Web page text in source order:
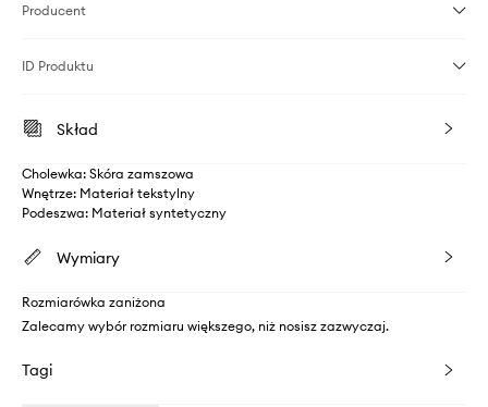
Producent
ID Produktu
Skład
Cholewka: Skóra zamszowa
Wnętrze: Materiał tekstylny
Podeszwa: Materiał syntetyczny
Wymiary
Rozmiarówka zaniżona
Zalecamy wybór rozmiaru większego, niż nosisz zazwyczaj.
Tagi